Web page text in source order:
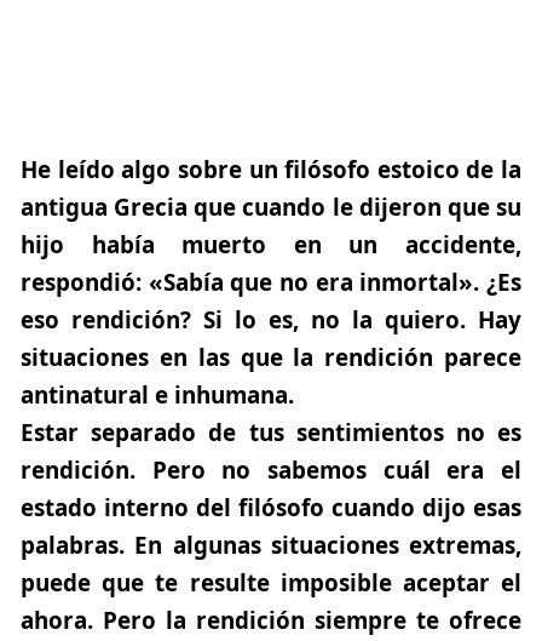
He leído algo sobre un filósofo estoico de la
antigua Grecia que cuando le dijeron que su
hijo había muerto en un accidente,
respondió: «Sabía que no era inmortal». ¿Es
eso rendición? Si lo es, no la quiero. Hay
situaciones en las que la rendición parece
antinatural e inhumana.
Estar separado de tus sentimientos no es
rendición. Pero no sabemos cuál era el
estado interno del filósofo cuando dijo esas
palabras. En algunas situaciones extremas,
puede que te resulte imposible aceptar el
ahora. Pero la rendición siempre te ofrece